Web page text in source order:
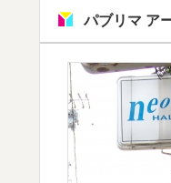
パブリマ ア